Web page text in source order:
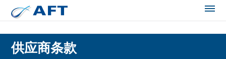
供应商条款